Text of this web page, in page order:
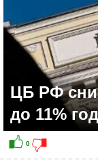
ЦБ РФ
до 11%